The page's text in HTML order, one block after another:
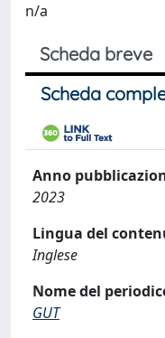
n/a
Scheda breve
Scheda
Anno
2023
Lingua del
Inglese
Nome del
GUT